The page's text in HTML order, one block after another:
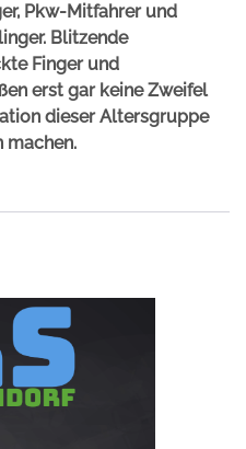
Pkw-Mitfahrer und
Blitzende
Finger und
erst gar keine Zweifel
dieser Altersgruppe
machen.